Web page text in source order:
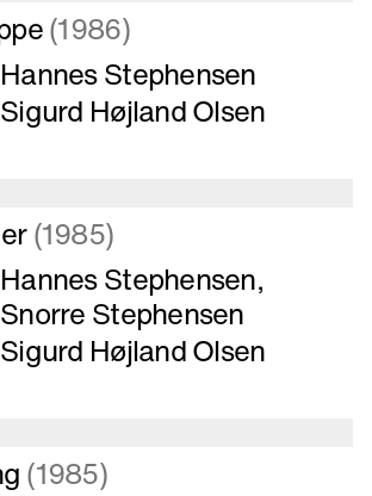
(1986)
Hannes Stephensen
Sigurd Højland Olsen
(1985)
Hannes Stephensen,
Snorre Stephensen
Sigurd Højland Olsen
(1985)